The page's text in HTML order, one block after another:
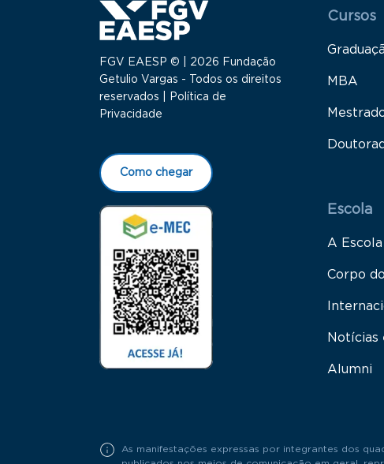
FGV EAESP © | 2026 Fundação
Getulio Vargas - Todos os direitos
reservados |
Política de
Privacidade
Como chegar
Menu
Cursos
MBA
Escola
A Escola
Corpo
Notícias
Alumni
As manifestações expressas por integrantes dos